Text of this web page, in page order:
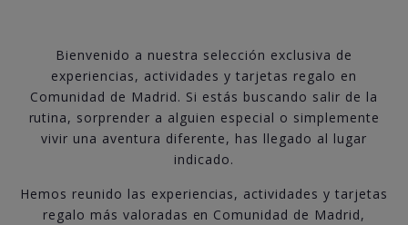
Bienvenido a nuestra selección exclusiva de
experiencias, actividades y tarjetas regalo en
Comunidad de Madrid. Si estás buscando salir de la
rutina, sorprender a alguien especial o simplemente
vivir una aventura diferente, has llegado al lugar
indicado.
Hemos reunido las experiencias, actividades y tarjetas
regalo más valoradas en Comunidad de Madrid,